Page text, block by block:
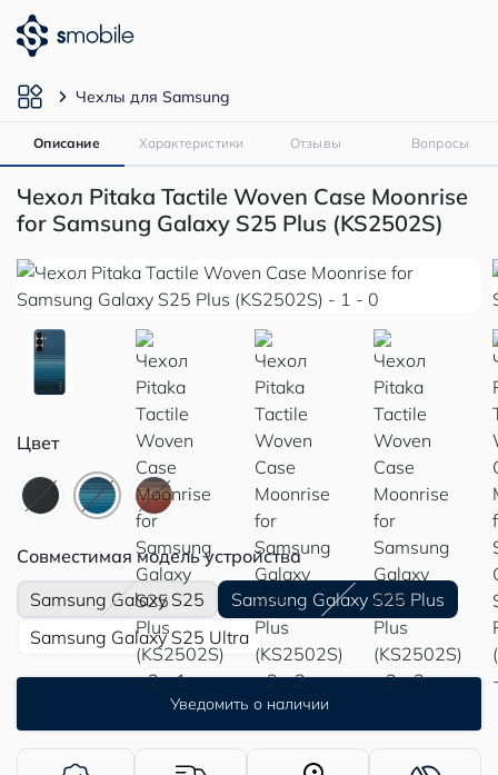
Чехлы для Samsung
Описание Характеристики Отзывы Вопросы
Чехол Pitaka Tactile Woven Case Moonrise
for Samsung Galaxy S25 Plus (KS2502S)
Цвет
Совместимая модель устройства
Samsung Galaxy S25
Samsung Galaxy S25 Plus
Samsung Galaxy S25 Ultra
Уведомить о наличии